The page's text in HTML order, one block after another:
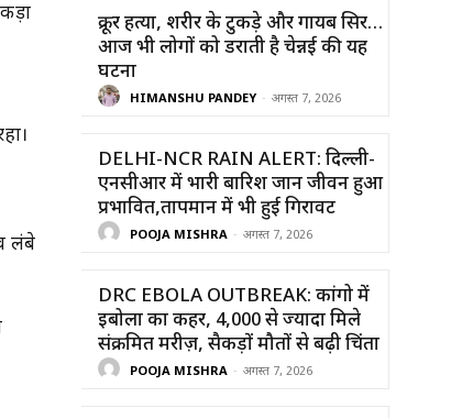
लंबे
क्रूर हत्या, शरीर के टुकड़े और गायब सिर…
आज भी लोगों को डराती है चेन्नई की यह
घटना
HIMANSHU PANDEY - अगस्त 7, 2026
DELHI-NCR RAIN ALERT: दिल्ली-
एनसीआर में भारी बारिश जान जीवन हुआ
प्रभावित,तापमान में भी हुई गिरावट
POOJA MISHRA - अगस्त 7, 2026
DRC EBOLA OUTBREAK: कांगो में
इबोला का कहर, 4,000 से ज्यादा मिले
संक्रमित मरीज़, सैकड़ों मौतों से बढ़ी चिंता
POOJA MISHRA - अगस्त 7, 2026